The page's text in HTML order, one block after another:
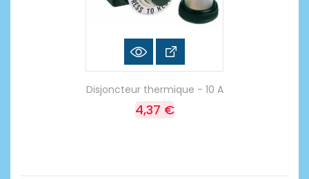
Disjoncteur thermique - 10 A
4,37 €